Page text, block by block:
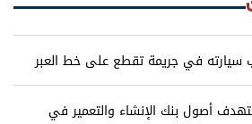
في جريمة تقطع على خط العبر
أصول بنك الإنشاء والتعمير في